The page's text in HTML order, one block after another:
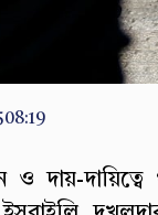
08:19
ও দায়-